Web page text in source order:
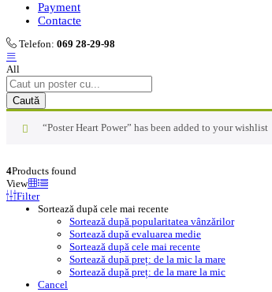
Payment
Contacte
Telefon: 069 28-29-98
All
Caută
“Poster Heart Power” has been added to your wishlist
4Products found
View
Filter
Sortează după cele mai recente
Sortează după popularitatea vânzărilor
Sortează după evaluarea medie
Sortează după cele mai recente
Sortează după preț: de la mic la mare
Sortează după preț: de la mare la mic
Cancel